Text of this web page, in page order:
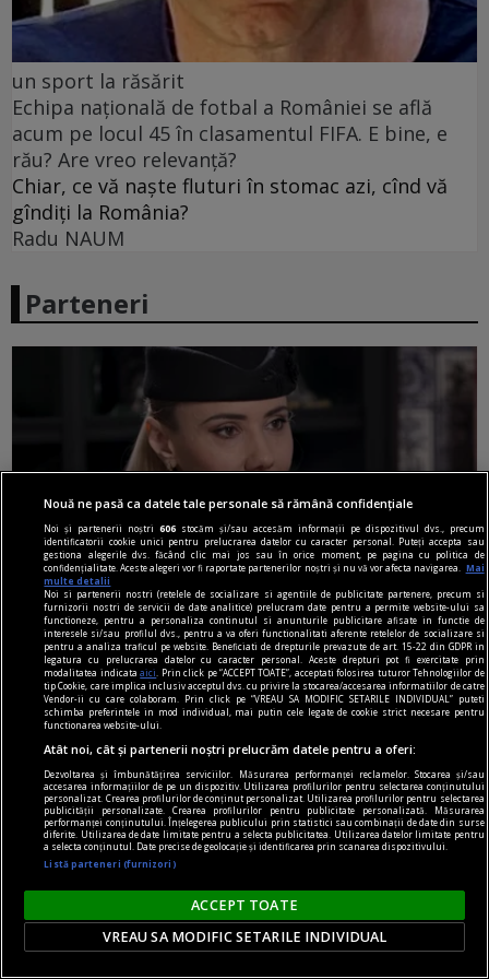
un sport la răsărit
Echipa națională de fotbal a României se află
acum pe locul 45 în clasamentul FIFA. E bine, e
rău? Are vreo relevanță?
Chiar, ce vă naște fluturi în stomac azi, cînd vă
gîndiți la România?
Radu NAUM
Parteneri
Oana Ioniță și-a pierdut contul de Facebook. Cum
a ajuns în această situație
Oana Ioniță se confruntă cu o perioadă
complicată după ce și-a pierdut accesul la contul
de Facebook. Coregrafa susține că profilul i-a
fost suspendat fără o explicație clară și spune că
situația i-a afectat atât activitatea profesională,
cât și starea emoțională.
Nouă ne pasă ca datele tale personale să rămână confidențiale
Noi și partenerii noștri606 stocăm și/sau accesăm informații pe dispozitivul dvs., precum
identificatorii cookie unici pentru prelucrarea datelor cu caracter personal. Puteți accepta sau
gestiona alegerile dvs. făcând clic mai jos sau în orice moment, pe pagina cu politica de
confidențialitate. Aceste alegeri vor fi raportate partenerilor noștri și nu vă vor afecta navigarea.
Mai
multe detalii
Noi si partenerii nostri (retelele de socializare si agentiile de publicitate partenere, precum si
furnizorii nostri de servicii de date analitice) prelucram date pentru a permite website-ului sa
functioneze, pentru a personaliza continutul si anunturile publicitare afisate in functie de
interesele si/sau profilul dvs., pentru a va oferi functionalitati aferente retelelor de socializare si
pentru a analiza traficul pe website. Beneficiati de drepturile prevazute de art. 15-22 din GDPR in
legatura cu prelucrarea datelor cu caracter personal. Aceste drepturi pot fi exercitate prin
modalitatea indicataaici
. Prin click pe “ACCEPT TOATE”, acceptati folosirea tuturor Tehnologiilor de
tip Cookie, care implica inclusiv acceptul dvs. cu privire la stocarea/accesarea informatiilor de catre
Vendor-ii cu care colaboram. Prin click pe “VREAU SA MODIFIC SETARILE INDIVIDUAL” puteti
schimba preferintele in mod individual, mai putin cele legate de cookie strict necesare pentru
functionarea website-ului.
Atât noi, cât și partenerii noștri prelucrăm datele pentru a oferi:
Dezvoltarea și îmbunătățirea serviciilor. Măsurarea performanței reclamelor. Stocarea și/sau
accesarea informațiilor de pe un dispozitiv. Utilizarea profilurilor pentru selectarea conținutului
personalizat. Crearea profilurilor de conținut personalizat. Utilizarea profilurilor pentru selectarea
publicității personalizate. Crearea profilurilor pentru publicitate personalizată. Măsurarea
performanței conținutului. Înțelegerea publicului prin statistici sau combinații de date din surse
diferite. Utilizarea de date limitate pentru a selecta publicitatea. Utilizarea datelor limitate pentru
a selecta conținutul. Date precise de geolocație și identificarea prin scanarea dispozitivului.
Listă parteneri (furnizori)
ACCEPT TOATE
VREAU SA MODIFIC SETARILE INDIVIDUAL